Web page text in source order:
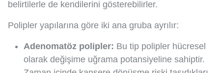
belirtilerle de kendilerini gösterebilirler.
Polipler yapılarına göre iki ana gruba ayrılır:
Adenomatöz polipler: Bu tip polipler hücresel
olarak değişime uğrama potansiyeline sahiptir.